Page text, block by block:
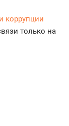
коррупции
только на